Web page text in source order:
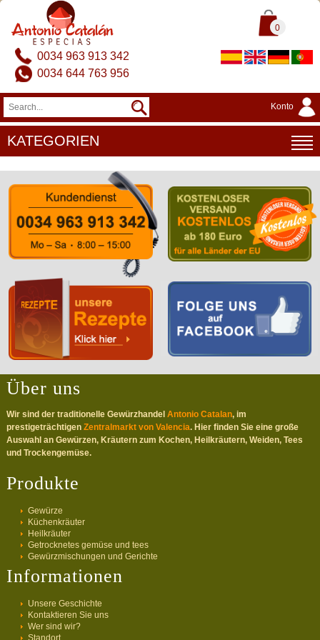
0
0034 963 913 342
0034 644 763 956
Konto
KATEGORIEN
Über uns
Wir sind der traditionelle Gewürzhandel Antonio Catalan, im
prestigeträchtigen Zentralmarkt von Valencia. Hier finden Sie eine große
Auswahl an Gewürzen, Kräutern zum Kochen, Heilkräutern, Weiden, Tees
und Trockengemüse.
Produkte
Gewürze
Küchenkräuter
Heilkräuter
Getrocknetes gemüse und tees
Gewürzmischungen und Gerichte
Informationen
Unsere Geschichte
Kontaktieren Sie uns
Wer sind wir?
Standort